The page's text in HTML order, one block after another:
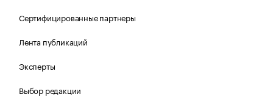
Сертифицированные партнеры
Лента публикаций
Эксперты
Выбор редакции